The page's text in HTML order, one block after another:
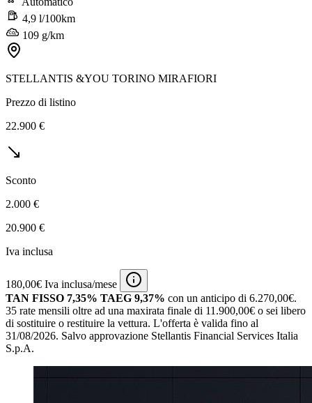
4,9 l/100km
109 g/km
STELLANTIS &YOU TORINO MIRAFIORI
Prezzo di listino
22.900 €
Sconto
2.000 €
20.900 €
Iva inclusa
180,00€ Iva inclusa/mese
TAN FISSO 7,35% TAEG 9,37% con un anticipo di 6.270,00€.
35 rate mensili oltre ad una maxirata finale di 11.900,00€ o sei libero
di sostituire o restituire la vettura. L'offerta è valida fino al
31/08/2026. Salvo approvazione Stellantis Financial Services Italia
S.p.A.